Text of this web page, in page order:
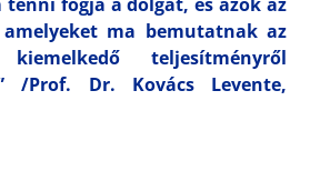
ma bemutatnak az
kiemelkedő teljesítményről
/Prof. Dr. Kovács Levente,